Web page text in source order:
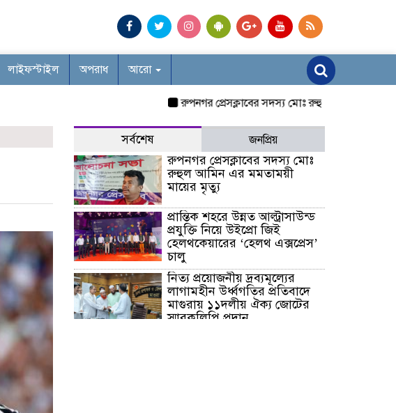
লাইফস্টাইল অপরাধ আরো
রুপনগর প্রেসক্লাবের সদস্য মোঃ রুহুল আমিন এর মমতাময়ী
সর্বশেষ জনপ্রিয়
রুপনগর প্রেসক্লাবের সদস্য মোঃ
রুহুল আমিন এর মমতাময়ী
মায়ের মৃত্যু
প্রান্তিক শহরে উন্নত আল্ট্রাসাউন্ড
প্রযুক্তি নিয়ে উইপ্রো জিই
হেলথকেয়ারের ‘হেলথ এক্সপ্রেস’
চালু
নিত্য প্রয়োজনীয় দ্রব্যমূল্যের
লাগামহীন উর্ধ্বগতির প্রতিবাদে
মাগুরায় ১১দলীয় ঐক্য জোটের
স্মারকলিপি প্রদান